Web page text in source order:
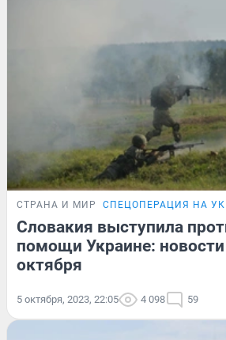
СТРАНА И МИР СПЕЦОПЕРАЦИЯ НА
Словакия выступила
помощи Украине:
октября
5 октября, 2023, 22:05 4 098 59